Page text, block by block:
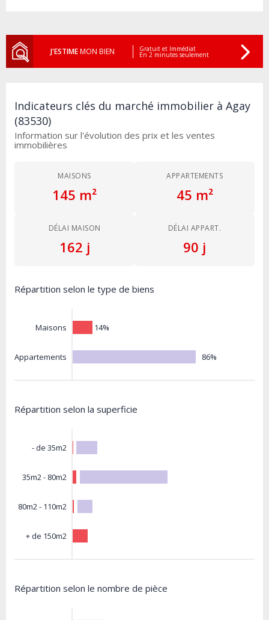
J'ESTIMEMON BIEN Gratuit et Immédiat
En 2 minutes seulement
Indicateurs clés du marché immobilier à Agay
(83530)
Information sur l'évolution des prix et les ventes
immobilières
MAISONS
145 m²
APPARTEMENTS
45 m²
DÉLAI MAISON
162 j
DÉLAI APPART.
90 j
Répartition selon le type de biens
Maisons
Appartements
14%
86%
Répartition selon la superficie
- de 35m2
35m2 - 80m2
80m2 - 110m2
+ de 150m2
Répartition selon le nombre de pièce